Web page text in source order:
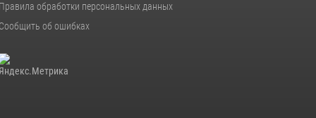
Правила обработки персональных данных
Сообщить об ошибках